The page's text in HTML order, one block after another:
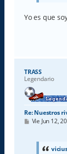
Yo es que
TRASS
Legendario
Re: Nuestros
M
Vie Jun 12,